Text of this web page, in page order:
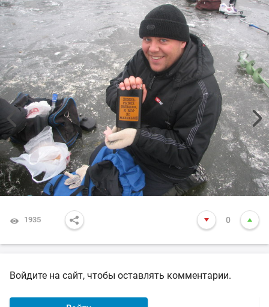
1935 0
Войдите на сайт, чтобы оставлять комментарии.